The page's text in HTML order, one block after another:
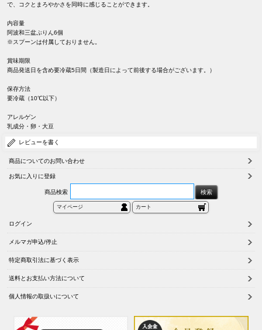
で、コクとまろやかさを同時に感じることができます。
内容量
阿波和三盆ぷりん6個
※スプーンは付属しておりません。
賞味期限
商品発送日を含め要冷蔵5日間（製造日によって前後する場合がございます。）
保存方法
要冷蔵（10℃以下）
アレルゲン
乳成分・卵・大豆
レビューを書く
商品についてのお問い合わせ
お気に入りに登録
商品検索
マイページ カート
ログイン
メルマガ申込/停止
特定商取引法に基づく表示
送料とお支払い方法について
個人情報の取扱いについて